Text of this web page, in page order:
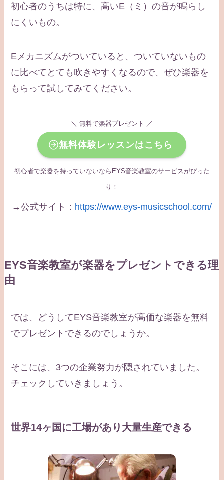
初心者のうちは特に、高いE（ミ）の音が鳴らし
にくいもの。
Eメカニズムがついていると、ついていないもの
に比べてとても吹きやすくなるので、ぜひ楽器を
もらって試してみてください。
＼ 無料で楽器プレゼント ／
無料体験レッスンはこちら
初心者で楽器を持っていないならEYS音楽教室のサービスがぴった
り！
→公式サイト： https://www.eys-musicschool.com/
EYS音楽教室が楽器をプレゼントできる理
由
では、どうしてEYS音楽教室が高価な楽器を無料
でプレゼントできるのでしょうか。
そこには、3つの企業努力が隠されていました。
チェックしていきましょう。
世界14ヶ国に工場があり大量生産できる